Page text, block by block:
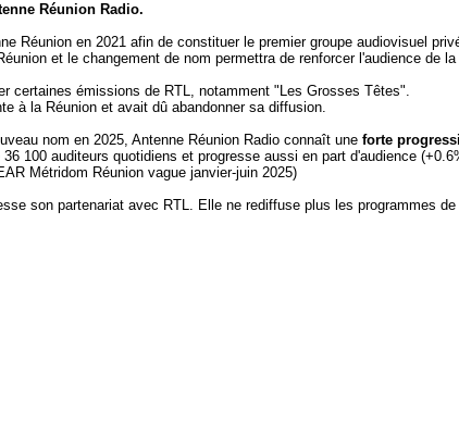
Réunion Radio.
Réunion en 2021 afin de constituer le premier groupe audiovisuel
et le changement de nom permettra de renforcer l'audience de
certaines émissions de RTL, notamment "Les Grosses Têtes".
à la Réunion et avait dû abandonner sa diffusion.
nom en 2025, Antenne Réunion Radio connaît une forte
100 auditeurs quotidiens et progresse aussi en part d'audience
Métridom Réunion vague janvier-juin 2025)
son partenariat avec RTL. Elle ne rediffuse plus les programmes